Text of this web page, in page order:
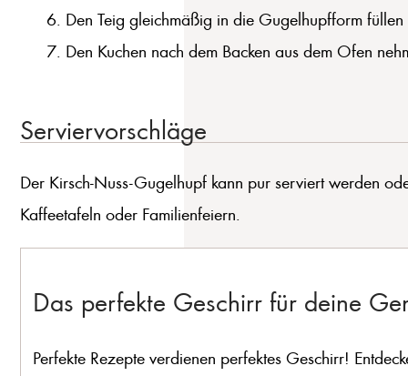
Den Teig gleichmäßig in die Gugelhupfform
Den Kuchen nach dem Backen aus dem Ofen
Serviervorschläge
Der Kirsch-Nuss-Gugelhupf kann pur serviert werden
Kaffeetafeln oder Familienfeiern.
Das perfekte Geschirr für deine
Perfekte Rezepte verdienen perfektes Geschirr!